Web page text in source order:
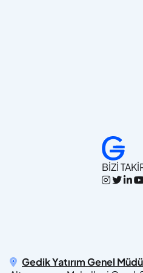
BİZİ
Gedik Yatırım Genel